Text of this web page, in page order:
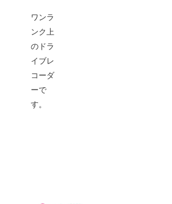
ワンラ
ンク上
のドラ
イブレ
コーダ
ーで
す。